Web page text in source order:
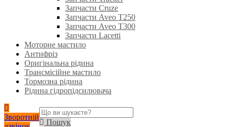
Запчасти Cruze
Запчасти Aveo T250
Запчасти Aveo T300
Запчасти Lacetti
Моторне мастило
Антифріз
Оригінальна рідина
Трансмісійне мастило
Тормозна рідина
Рідина гідропідсилювача
Зворотній
Пошук